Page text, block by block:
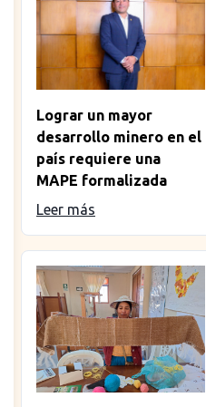
Lograr un mayor
desarrollo minero en el
país requiere una
MAPE formalizada
Leer más